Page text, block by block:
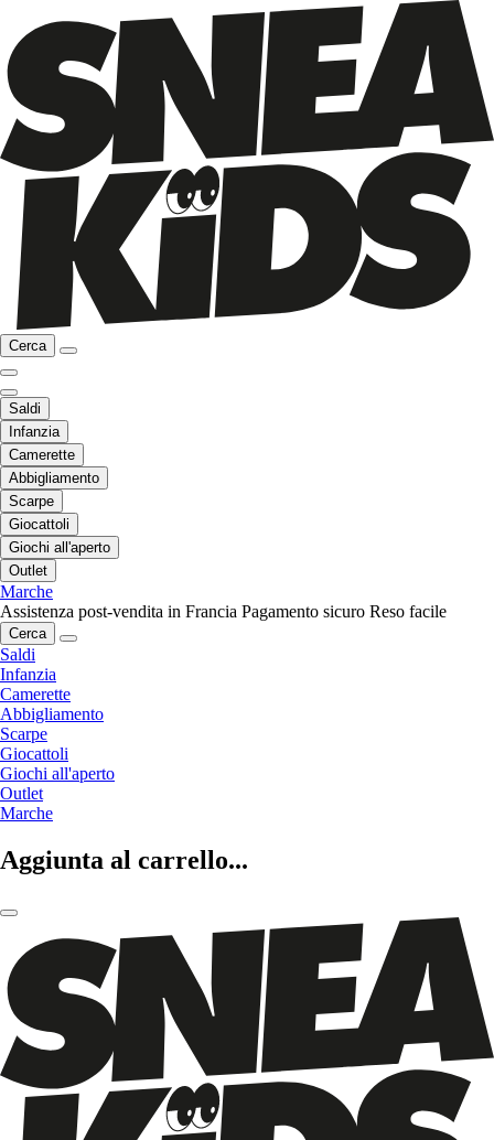
Cerca
Saldi
Infanzia
Camerette
Abbigliamento
Scarpe
Giocattoli
Giochi all'aperto
Outlet
Marche
Assistenza post-vendita in Francia Pagamento sicuro Reso facile
Cerca
Saldi
Infanzia
Camerette
Abbigliamento
Scarpe
Giocattoli
Giochi all'aperto
Outlet
Marche
Aggiunta al carrello...